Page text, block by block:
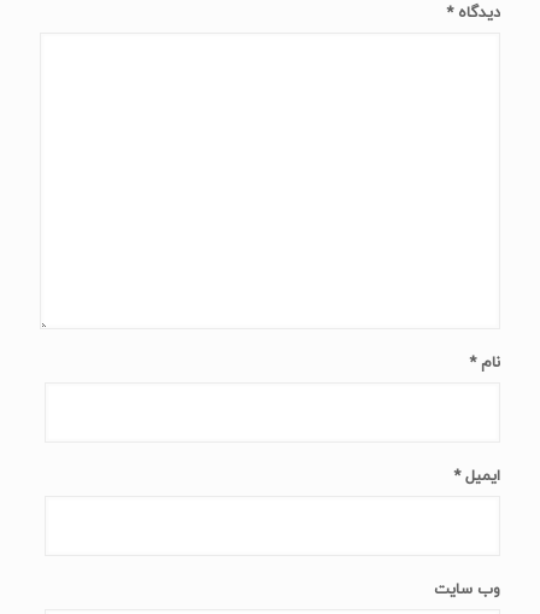
دیدگاه*
نام*
ایمیل*
وب‌ سایت